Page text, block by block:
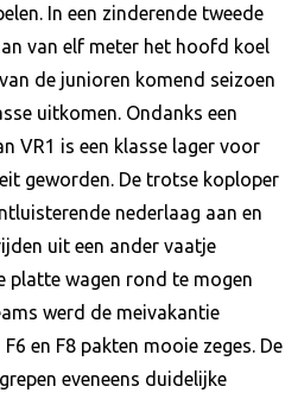
In een zinderende tweede
van elf meter het hoofd koel
de junioren komend seizoen
uitkomen. Ondanks een
VR1 is een klasse lager voor
geworden. De trotse koploper
nederlaag aan en
uit een ander vaatje
platte wagen rond te mogen
werd de meivakantie
en F8 pakten mooie zeges. De
eveneens duidelijke